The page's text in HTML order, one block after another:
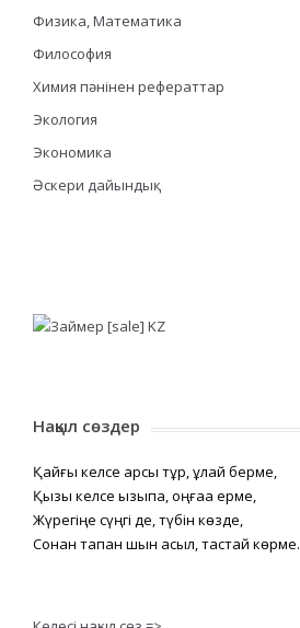
Физика, Математика
Философия
Химия пәнінен рефераттар
Экология
Экономика
Әскери дайындық
Нақыл сөздер
Қайғы келсе қарсы тұр, құлай берме,
Қызық келсе қызықпа, оңғаққа ерме,
Жүрегіңе сүңгі де, түбін көзде,
Сонан тапқан шын асыл, тастай көрме.